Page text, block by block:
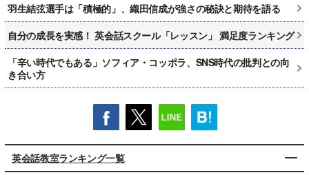
羽生結弦選手は「積極的」、織田信成が強さの秘訣と期待を語る
自分の成長を実感！ 英会話スクール「レッスン」 満足度ランキング
「辛い時代でもある」ソフィア・コッポラ、SNS時代の批判との向
き合い方
英会話教室ランキング一覧